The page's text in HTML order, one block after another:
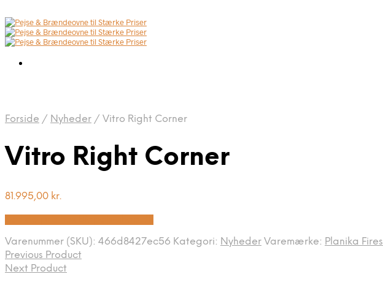
Forside / Nyheder / Vitro Right Corner
Vitro Right Corner
81.995,00 kr.
Varenummer (SKU): 466d8427ec56 Kategori: Nyheder Varemærke: Planika Fires
Previous Product
Next Product